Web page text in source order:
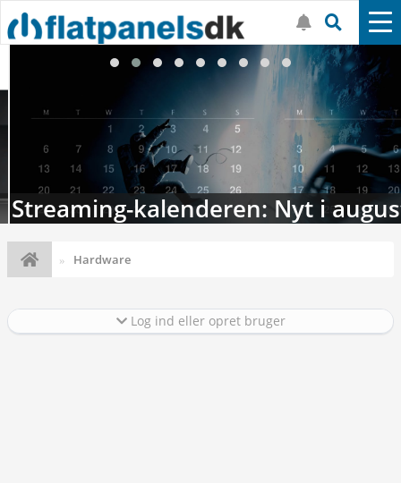
Streaming-kalenderen: Nyt i august
Hardware
Log ind eller opret bruger